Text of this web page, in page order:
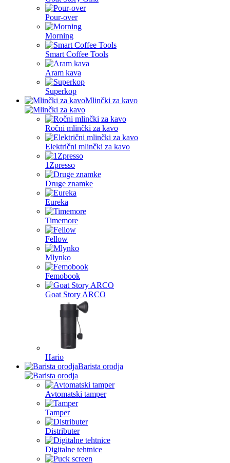
Pour-over
Morning
Smart Coffee Tools
Aram kava
Superkop
Mlinčki za kavo
Ročni mlinčki za kavo
Električni mlinčki za kavo
1Zpresso
Druge znamke
Eureka
Timemore
Fellow
Mlynko
Femobook
Goat Story ARCO
Hario
Barista orodja
Avtomatski tamper
Tamper
Distributer
Digitalne tehtnice